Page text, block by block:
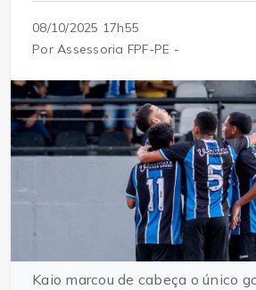
08/10/2025 17h55
Por Assessoria FPF-PE -
Kaio marcou de cabeça o único